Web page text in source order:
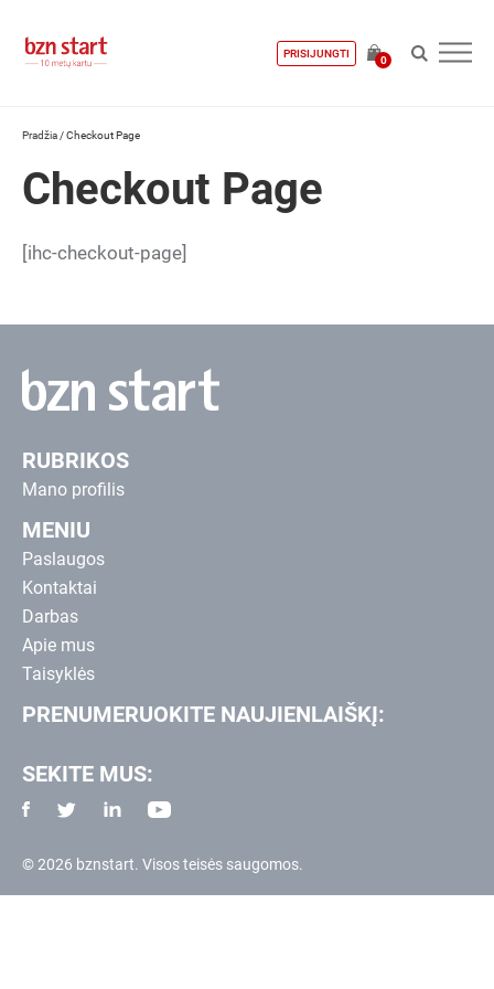
PRISIJUNGTI
0
Pradžia /Checkout Page
Checkout Page
[ihc-checkout-page]
RUBRIKOS
Mano profilis
MENIU
Paslaugos
Kontaktai
Darbas
Apie mus
Taisyklės
PRENUMERUOKITE NAUJIENLAIŠKĮ:
SEKITE MUS:
© 2026 bznstart. Visos teisės saugomos.